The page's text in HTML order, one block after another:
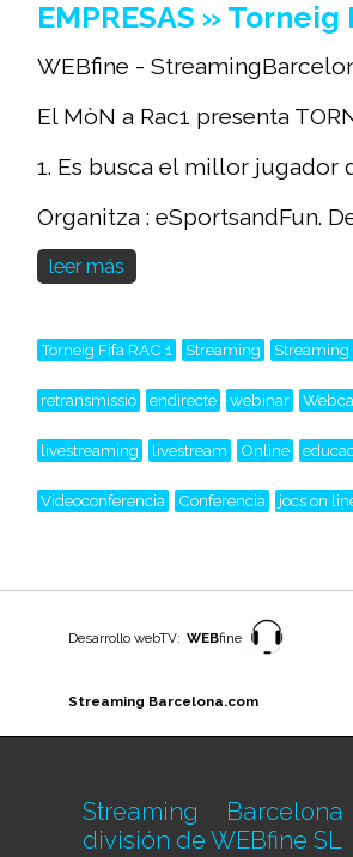
EMPRESAS » Torneig
WEBfine -
El MòN a Rac1 presenta
1. Es busca el millor jugador
Organitza : eSportsandFun.
leer más
Torneig Fifa RAC 1 Streaming Streaming
retransmissió endirecte webinar
livestreaming livestream Online
Videoconferencia Conferencia jocs on
Desarrollo webTV: WEBfine
Streaming Barcelona.com
Streaming
división de WEBfine SL